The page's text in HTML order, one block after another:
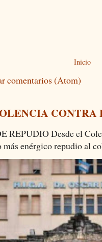
Inicio
comentarios (Atom)
REPUDIO Desde el
más enérgico repudio al